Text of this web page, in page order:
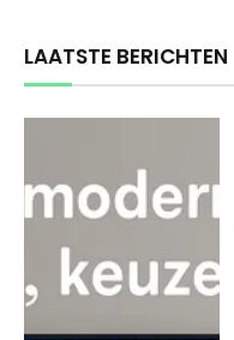
LAATSTE BERICHTEN